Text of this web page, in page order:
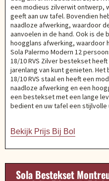
een modieus zilverwit ontwerp,
geeft aan uw tafel. Bovendien
naadloze afwerking, waardoor
aanvoelen in de hand. Ook is
hoogglans afwerking, waardoor
Sola Palermo Modern 12
18/10 RVS Zilver bestekset
jarenlang van kunt genieten.
18/10 RVS staal en heeft een
naadloze afwerking en een
een bestekset met een lange
bedient en uw tafel een stijlvolle
Bekijk Prijs Bij Bol
Sola Bestekset